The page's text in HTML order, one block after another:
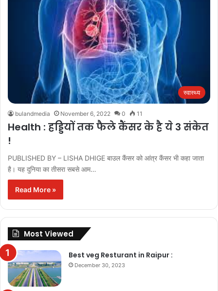
स्वास्थ्य
bulandmedia November 6, 2022 0 11
Health : हड्डियों तक फैले कैंसर के है ये 3 संकेत
!
PUBLISHED BY – LISHA DHIGE बाउल कैंसर को आंत्र कैंसर भी कहा जाता
है। यह दुनिया का तीसरा सबसे आम…
Read More »
Most Viewed
Best veg Resturant in Raipur :
December 30, 2023